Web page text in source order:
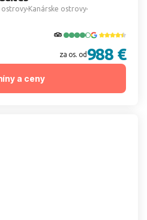
ostrovy Kanárske ostrovy
za os. od 988 €
a ceny